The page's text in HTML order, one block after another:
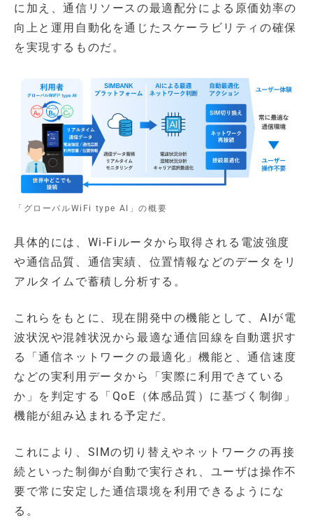
に加え、通信リソースの最適配分による原価効率の
向上と運用自動化を通じたスケーラビリティの確保
を実現するものだ。
「グローバルWiFi type AI」の概要
具体的には、Wi-Fiルータから取得される電波強度
や通信品質、通信実績、位置情報などのデータをリ
アルタイムで蓄積し分析する。
これらをもとに、現在開発中の機能として、AIが電
波状況や混雑状況から最適な通信回線を自動選択す
る「通信ネットワークの最適化」機能と、通信速度
などの実利用データから「実際に利用できている
か」を判定する「QoE（体感品質）に基づく制御」
機能が組み込まれる予定だ。
これにより、SIMの切り替えやネットワークの再接
続といった制御が自動で実行され、ユーザは操作不
要で常に安定した通信環境を利用できるようにな
る。